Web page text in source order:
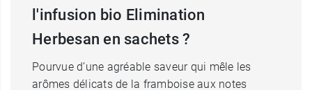
l'infusion bio Elimination
Herbesan en sachets ?
Pourvue d’une agréable saveur qui mêle les
arômes délicats de la framboise aux notes